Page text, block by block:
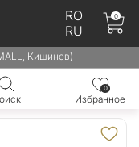
RO
RU
0
Кишинев)
0
Избранное